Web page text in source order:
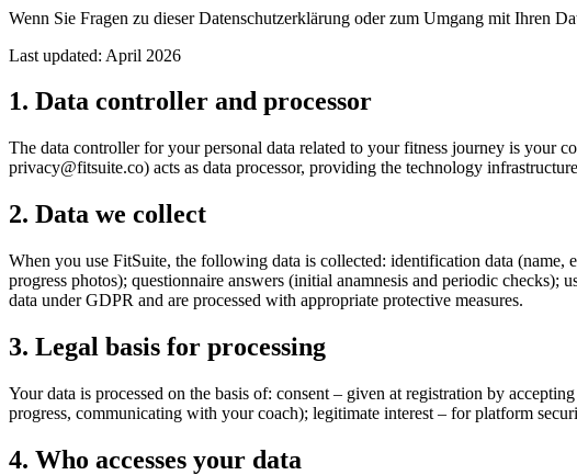
Wenn Sie Fragen zu dieser Datenschutzerklärung oder zum Umgang mit Ihren
Last updated: April 2026
1. Data controller and processor
The data controller for your personal data related to your fitness journey is
privacy@fitsuite.co) acts as data processor, providing the technology
2. Data we collect
When you use FitSuite, the following data is collected: identification data
progress photos); questionnaire answers (initial anamnesis and periodic checks);
data under GDPR and are processed with appropriate protective measures.
3. Legal basis for processing
Your data is processed on the basis of: consent – given at registration by
progress, communicating with your coach); legitimate interest – for platform
4. Who accesses your data